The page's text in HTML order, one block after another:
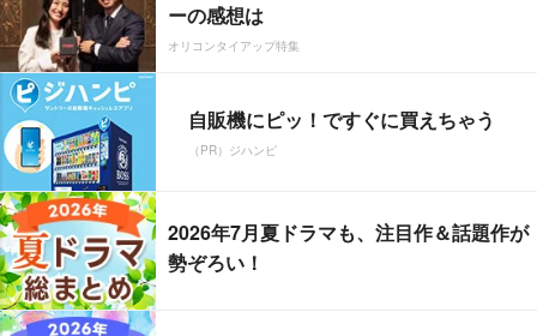
ーの感想は
オリコンタイアップ特集
自販機にピッ！ですぐに買えちゃう
（PR）ジハンピ
2026年7月夏ドラマも、注目作＆話題作が
勢ぞろい！